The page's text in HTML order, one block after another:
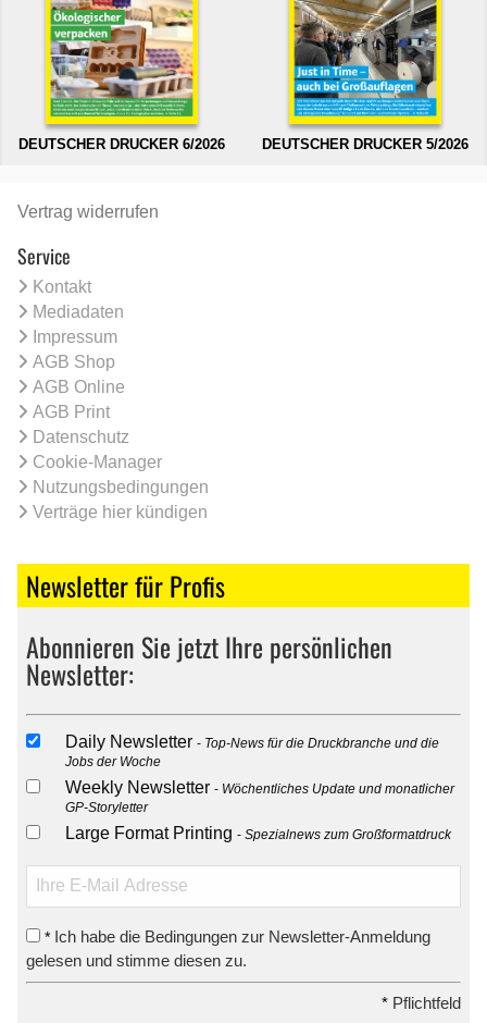
DEUTSCHER DRUCKER 6/2026 DEUTSCHER DRUCKER 5/2026
Vertrag widerrufen
Service
Kontakt
Mediadaten
Impressum
AGB Shop
AGB Online
AGB Print
Datenschutz
Cookie-Manager
Nutzungsbedingungen
Verträge hier kündigen
Newsletter für Profis
Abonnieren Sie jetzt Ihre persönlichen
Newsletter:
Daily Newsletter
Top-News für die Druckbranche und die
Jobs der Woche
Weekly Newsletter
Wöchentliches Update und monatlicher
GP-Storyletter
Large Format Printing Spezialnews zum Großformatdruck
* Ich habe die Bedingungen zur Newsletter-Anmeldung
gelesen und stimme diesen zu.
* Pflichtfeld